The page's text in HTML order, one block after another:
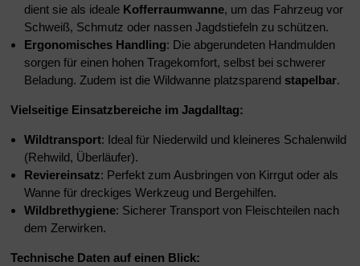
dient sie als ideale Kofferraumwanne, um das Fahrzeug vor
Schweiß, Schmutz oder nassen Jagdstiefeln zu schützen.
Ergonomisches Handling: Die abgerundeten Handmulden
sorgen für einen hohen Tragekomfort, selbst bei schwerer
Beladung. Zudem ist die Wildwanne platzsparend stapelbar.
Vielseitige Einsatzbereiche im Jagdalltag:
Wildtransport: Ideal für Niederwild und kleineres Schalenwild
(Rehwild, Überläufer).
Reviereinsatz: Perfekt zum Ausbringen von Kirrgut oder als
Wanne für dreckiges Werkzeug und Bergehilfen.
Wildbrethygiene: Sicherer Transport von Fleischteilen nach
dem Zerwirken.
Technische Daten auf einen Blick: